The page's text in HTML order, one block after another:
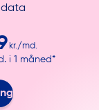
data
kr./md.
i 1 måned*